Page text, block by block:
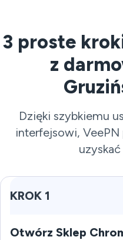
3 proste
z
Dzięki szybkiemu
interfejsowi,
KROK 1
Otwórz Sklep